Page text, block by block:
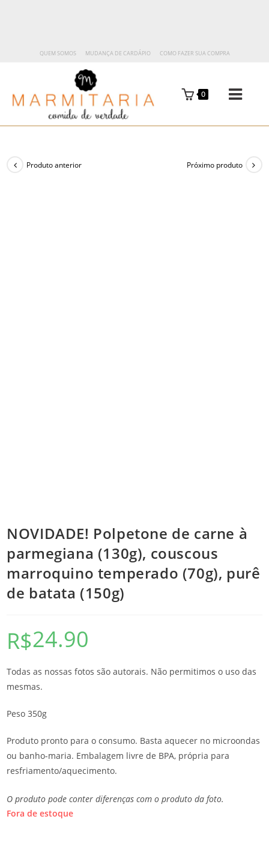
QUEM SOMOS MUDANÇA DE CARDÁPIO COMO FAZER SUA COMPRA
0
Produto anterior Próximo produto
NOVIDADE! Polpetone de carne à
parmegiana (130g), couscous
marroquino temperado (70g), purê
de batata (150g)
R$24.90
Todas as nossas fotos são autorais. Não permitimos o uso das
mesmas.
Peso 350g
Produto pronto para o consumo. Basta aquecer no microondas
ou banho-maria. Embalagem livre de BPA, própria para
resfriamento/aquecimento.
O produto pode conter diferenças com o produto da foto.
Fora de estoque